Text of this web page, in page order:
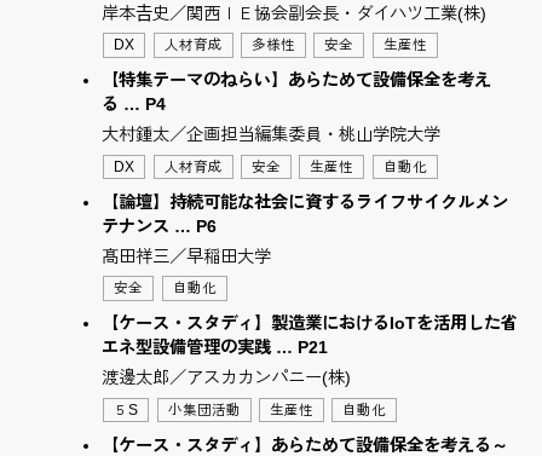
岸本𠮷史／関西ＩＥ協会副会長・ダイハツ工業(株)
DX 人材育成 多様性 安全 生産性
【特集テーマのねらい】あらためて設備保全を考え
る … P4
大村鍾太／企画担当編集委員・桃山学院大学
DX 人材育成 安全 生産性 自動化
【論壇】持続可能な社会に資するライフサイクルメン
テナンス … P6
髙田祥三／早稲田大学
安全 自動化
【ケース・スタディ】製造業におけるIoTを活用した省
エネ型設備管理の実践 … P21
渡邊太郎／アスカカンパニー(株)
５S 小集団活動 生産性 自動化
【ケース・スタディ】あらためて設備保全を考える～